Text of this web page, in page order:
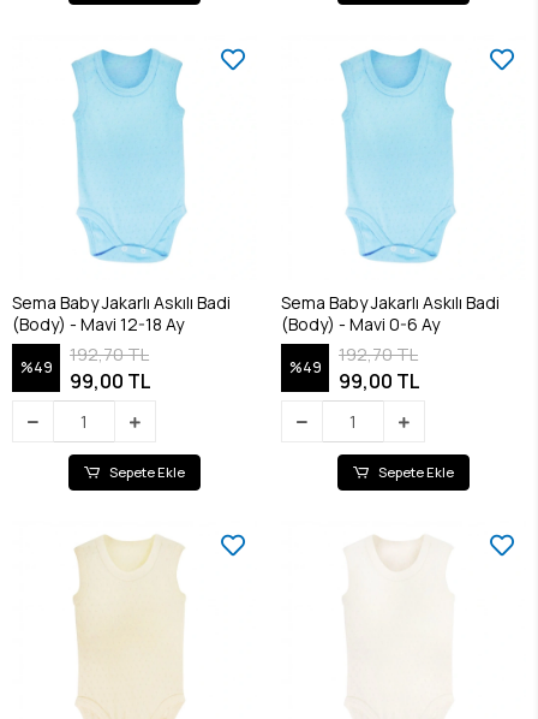
Sema Baby Jakarlı Askılı Badi
(Body) - Mavi 12-18 Ay
%49
192,70 TL
99,00 TL
Sepete Ekle
Sema Baby Jakarlı Askılı Badi
(Body) - Mavi 0-6 Ay
%49
192,70 TL
99,00 TL
Sepete Ekle